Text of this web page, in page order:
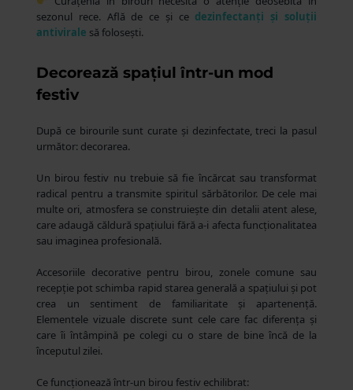
sezonul rece. Află de ce și ce dezinfectanți și soluții
antivirale să folosești.
Decorează spațiul într-un mod
festiv
După ce birourile sunt curate și dezinfectate, treci la pasul
următor: decorarea.
Un birou festiv nu trebuie să fie încărcat sau transformat
radical pentru a transmite spiritul sărbătorilor. De cele mai
multe ori, atmosfera se construiește din detalii atent alese,
care adaugă căldură spațiului fără a-i afecta funcționalitatea
sau imaginea profesională.
Accesoriile decorative pentru birou, zonele comune sau
recepție pot schimba rapid starea generală a spațiului și pot
crea un sentiment de familiaritate și apartenență.
Elementele vizuale discrete sunt cele care fac diferența și
care îi întâmpină pe colegi cu o stare de bine încă de la
începutul zilei.
Ce funcționează într-un birou festiv echilibrat: